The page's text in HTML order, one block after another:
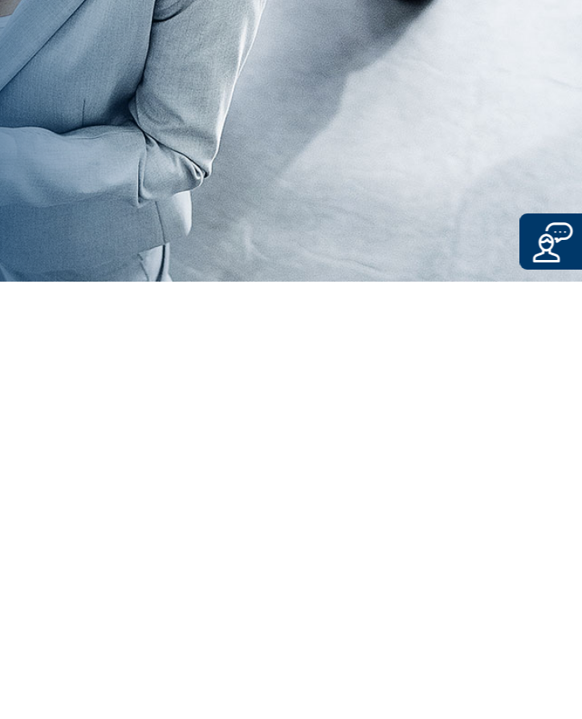
Website und der dort eingerichteten Hyperlinks zu anderen
Die Merz Pharma Austria GmbH übernimmt keine
ihrer Nutzung durch Besucher*innen. Wir bitten Sie jedoch, uns
zu unterrichten.
der folgenden Websites, die von der
zu anderen Websites unterliegen den